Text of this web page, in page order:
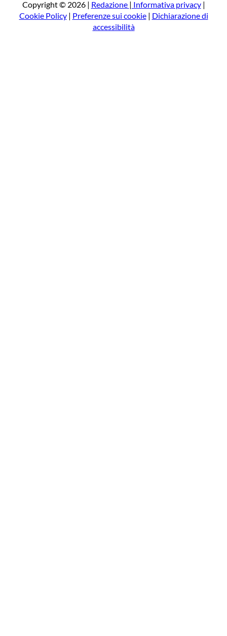
a
Copyright © 2026 | Redazione | Informativa privacy|
Cookie Policy| Preferenze sui cookie| Dichiarazione di
accessibilità